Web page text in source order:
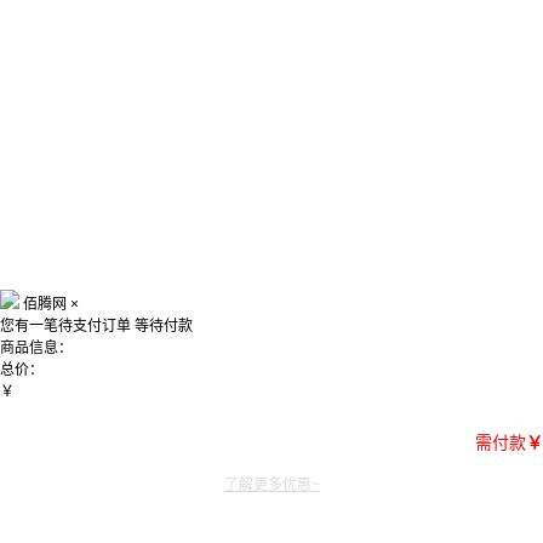
佰腾网 ×
您有一笔待支付订单 等待付款
商品信息：
总价：
￥
需付款￥
了解更多优惠~